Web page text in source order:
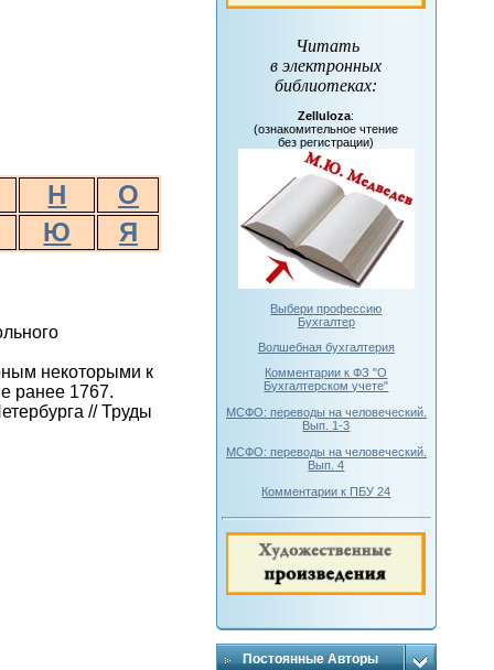
Н
О
Ю Я
некоторыми к
ранее 1767.
// Труды
Читать
в электронных
библиотеках:
Zelluloza:
(ознакомительное чтение
без регистрации)
Выбери профессию
Бухгалтер
Волшебная бухгалтерия
Комментарии к ФЗ "О
Бухгалтерском учете"
МСФО: переводы на человеческий.
Вып. 1-3
МСФО: переводы на человеческий.
Вып. 4
Комментарии к ПБУ 24
Постоянные Авторы